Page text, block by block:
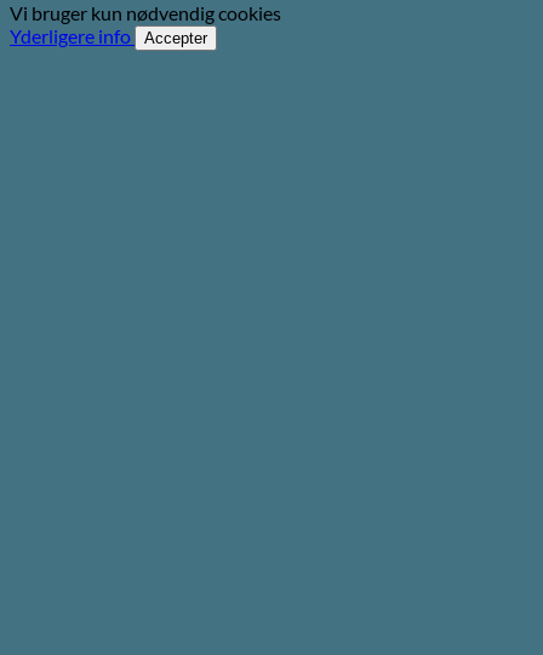
Vi bruger kun nødvendig cookies
Yderligere info
Accepter